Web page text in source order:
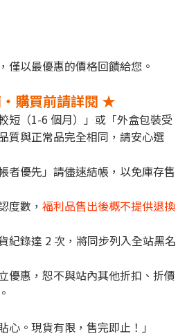
僅以最優惠的價格回饋給您。
購買前請詳閱 ★
短（1-6 個月）」或「外盒包裝受
質與正常品完全相同，請安心選
者優先」請儘速結帳，以免庫存售
度數， 福利品售出後概不提供退換
紀錄達 2 次，將同步列入全站黑名
優惠，恕不與站內其他折扣、折價
心。現貨有限，售完即止！」